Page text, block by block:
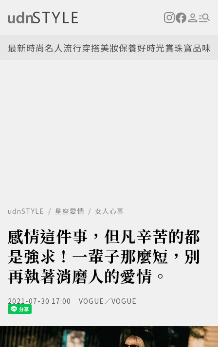
最新時尚名人流行穿搭美妝保養好時光賞珠寶品味
udnSTYLE 星座愛情 女人心事
感情這件事，但凡辛苦的都
是強求！一輩子那麼短，別
再執著消磨人的愛情。
2021-07-30 17:00 VOGUE／VOGUE